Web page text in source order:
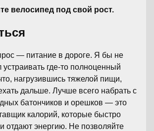
велосипед под свой рост.
— питание в дороге. Я бы не
где-то полноценный
нагрузившись тяжелой пищи,
дальше. Лучше всего набрать с
батончиков и орешков — это
калорий, которые быстро
отдают энергию. Не позволяйте